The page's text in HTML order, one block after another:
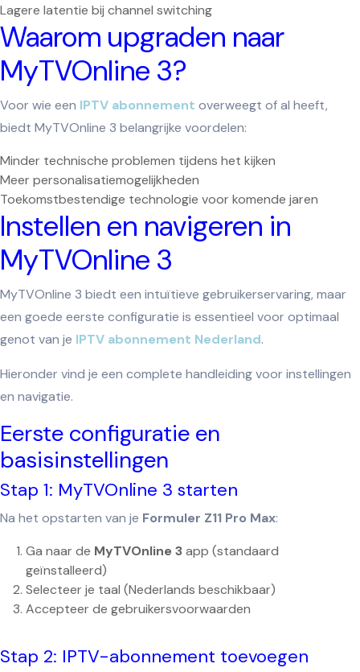
Lagere latentie bij channel switching
Waarom upgraden naar
MyTVOnline 3?
Voor wie een IPTV abonnement overweegt of al heeft,
biedt MyTVOnline 3 belangrijke voordelen:
Minder technische problemen tijdens het kijken
Meer personalisatiemogelijkheden
Toekomstbestendige technologie voor komende jaren
Instellen en navigeren in
MyTVOnline 3
MyTVOnline 3 biedt een intuïtieve gebruikerservaring, maar
een goede eerste configuratie is essentieel voor optimaal
genot van je IPTV abonnement Nederland.
Hieronder vind je een complete handleiding voor instellingen
en navigatie.
Eerste configuratie en
basisinstellingen
Stap 1: MyTVOnline 3 starten
Na het opstarten van je Formuler Z11 Pro Max:
Ga naar de MyTVOnline 3app (standaard
geïnstalleerd)
Selecteer je taal (Nederlands beschikbaar)
Accepteer de gebruikersvoorwaarden
Stap 2: IPTV-abonnement toevoegen